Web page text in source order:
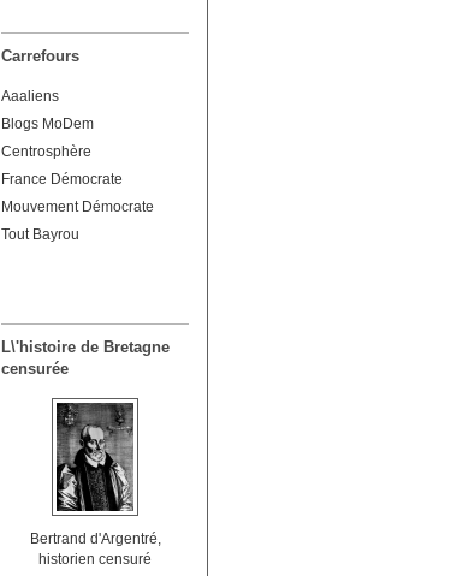
Carrefours
Aaaliens
Blogs MoDem
Centrosphère
France Démocrate
Mouvement Démocrate
Tout Bayrou
L\'histoire de Bretagne
censurée
Bertrand d'Argentré,
historien censuré